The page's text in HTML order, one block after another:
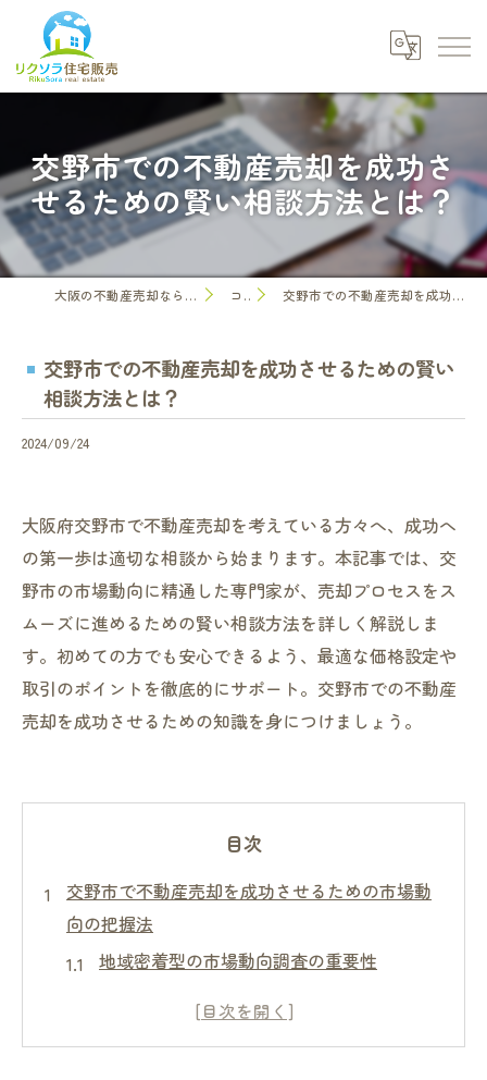
交野市での不動産売却を成功さ
せるための賢い相談方法とは？
大阪の不動産売却なら株式会社リクソラ住宅販売 コラム 交野市での不動産売却を成功させるための賢い相談方法とは？
交野市での不動産売却を成功させるための賢い
相談方法とは？
2024/09/24
大阪府交野市で不動産売却を考えている方々へ、成功へ
の第一歩は適切な相談から始まります。本記事では、交
野市の市場動向に精通した専門家が、売却プロセスをス
ムーズに進めるための賢い相談方法を詳しく解説しま
す。初めての方でも安心できるよう、最適な価格設定や
取引のポイントを徹底的にサポート。交野市での不動産
売却を成功させるための知識を身につけましょう。
目次
交野市で不動産売却を成功させるための市場動
向の把握法
地域密着型の市場動向調査の重要性
最新の交野市不動産市場データの分析方法